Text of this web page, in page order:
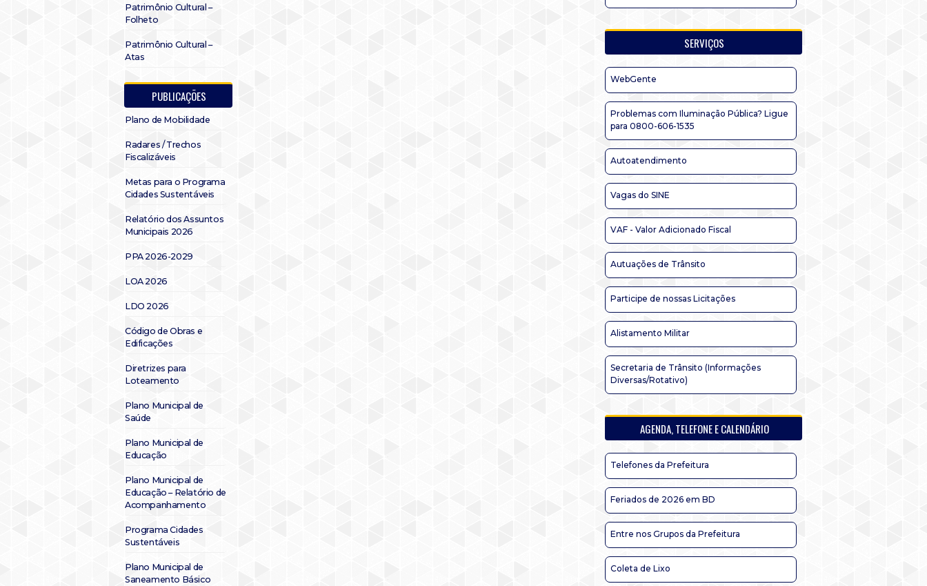
Patrimônio Cultural –
Folheto
Patrimônio Cultural –
Atas
PUBLICAÇÕES
Plano de Mobilidade
Radares / Trechos
Fiscalizáveis
Metas para o Programa
Cidades Sustentáveis
Relatório dos Assuntos
Municipais 2026
PPA 2026-2029
LOA 2026
LDO 2026
Código de Obras e
Edificações
Diretrizes para
Loteamento
Plano Municipal de
Saúde
Plano Municipal de
Educação
Plano Municipal de
Educação – Relatório de
Acompanhamento
Programa Cidades
Sustentáveis
Plano Municipal de
Saneamento Básico
SERVIÇOS
WebGente
Problemas com Iluminação Pública? Ligue
para 0800-606-1535
Autoatendimento
Vagas do SINE
VAF - Valor Adicionado Fiscal
Autuações de Trânsito
Participe de nossas Licitações
Alistamento Militar
Secretaria de Trânsito (Informações
Diversas/Rotativo)
AGENDA, TELEFONE E CALENDÁRIO
Telefones da Prefeitura
Feriados de 2026 em BD
Entre nos Grupos da Prefeitura
Coleta de Lixo